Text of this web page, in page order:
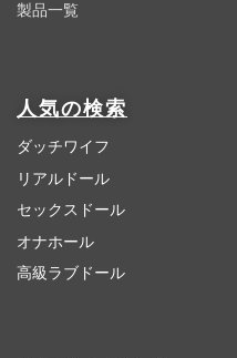
製品一覧
人気の検索
ダッチワイフ
リアルドール
セックスドール
オナホール
高級ラブドール